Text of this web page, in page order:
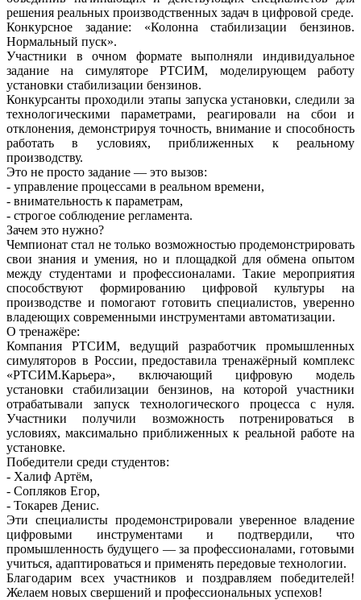
решения реальных производственных задач в цифровой среде.
Конкурсное задание: «Колонна стабилизации бензинов.
Нормальный пуск».
Участники в очном формате выполняли индивидуальное
задание на симуляторе РТСИМ, моделирующем работу
установки стабилизации бензинов.
Конкурсанты проходили этапы запуска установки, следили за
технологическими параметрами, реагировали на сбои и
отклонения, демонстрируя точность, внимание и способность
работать в условиях, приближенных к реальному
производству.
Это не просто задание — это вызов:
- управление процессами в реальном времени,
- внимательность к параметрам,
- строгое соблюдение регламента.
Зачем это нужно?
Чемпионат стал не только возможностью продемонстрировать
свои знания и умения, но и площадкой для обмена опытом
между студентами и профессионалами. Такие мероприятия
способствуют формированию цифровой культуры на
производстве и помогают готовить специалистов, уверенно
владеющих современными инструментами автоматизации.
О тренажёре:
Компания РТСИМ, ведущий разработчик промышленных
симуляторов в России, предоставила тренажёрный комплекс
«РТСИМ.Карьера», включающий цифровую модель
установки стабилизации бензинов, на которой участники
отрабатывали запуск технологического процесса с нуля.
Участники получили возможность потренироваться в
условиях, максимально приближенных к реальной работе на
установке.
Победители среди студентов:
- Халиф Артём,
- Сопляков Егор,
- Токарев Денис.
Эти специалисты продемонстрировали уверенное владение
цифровыми инструментами и подтвердили, что
промышленность будущего — за профессионалами, готовыми
учиться, адаптироваться и применять передовые технологии.
Благодарим всех участников и поздравляем победителей!
Желаем новых свершений и профессиональных успехов!